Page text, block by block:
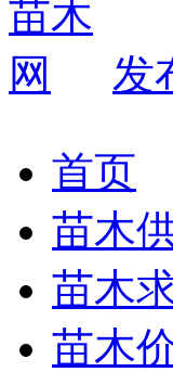
发
首页
苗木
苗木
苗木